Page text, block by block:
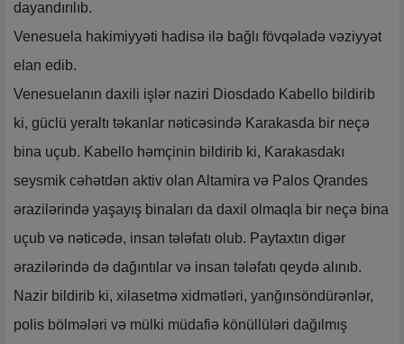
dayandırılıb.
Venesuela hakimiyyəti hadisə ilə bağlı fövqəladə vəziyyət
elan edib.
Venesuelanın daxili işlər naziri Diosdado Kabello bildirib
ki, güclü yeraltı təkanlar nəticəsində Karakasda bir neçə
bina uçub. Kabello həmçinin bildirib ki, Karakasdakı
seysmik cəhətdən aktiv olan Altamira və Palos Qrandes
ərazilərində yaşayış binaları da daxil olmaqla bir neçə bina
uçub və nəticədə, insan tələfatı olub. Paytaxtın digər
ərazilərində də dağıntılar və insan tələfatı qeydə alınıb.
Nazir bildirib ki, xilasetmə xidmətləri, yanğınsöndürənlər,
polis bölmələri və mülki müdafiə könüllüləri dağılmış